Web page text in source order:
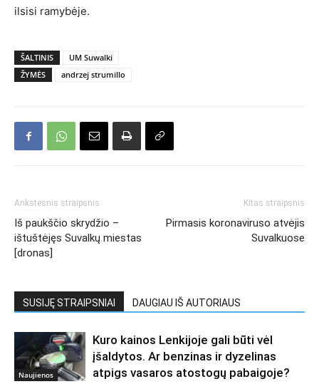
ilsisi ramybėje.
ŠALTINIS
UM Suwalki
ŽYMĖS
andrzej strumillo
Ankstesnis straipsnis
Iš paukščio skrydžio –
ištuštėjęs Suvalkų miestas
[dronas]
Kitas straipsnis
Pirmasis koronaviruso atvėjis
Suvalkuose
SUSIJĘ STRAIPSNIAI DAUGIAU IŠ AUTORIAUS
Naujienos
Kuro kainos Lenkijoje gali būti vėl
įšaldytos. Ar benzinas ir dyzelinas
atpigs vasaros atostogų pabaigoje?